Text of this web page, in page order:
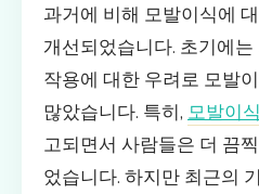
과거에 비해 모발이식에
개선되었습니다. 초기에
작용에 대한 우려로 모발
많았습니다. 특히, 모발이
고되면서 사람들은 더 끔
었습니다. 하지만 최근의